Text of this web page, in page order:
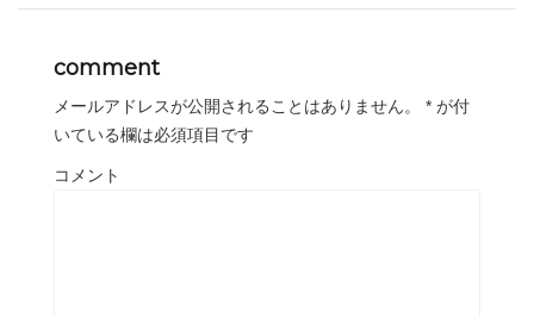
comment
メールアドレスが公開されることはありません。 * が付
いている欄は必須項目です
コメント